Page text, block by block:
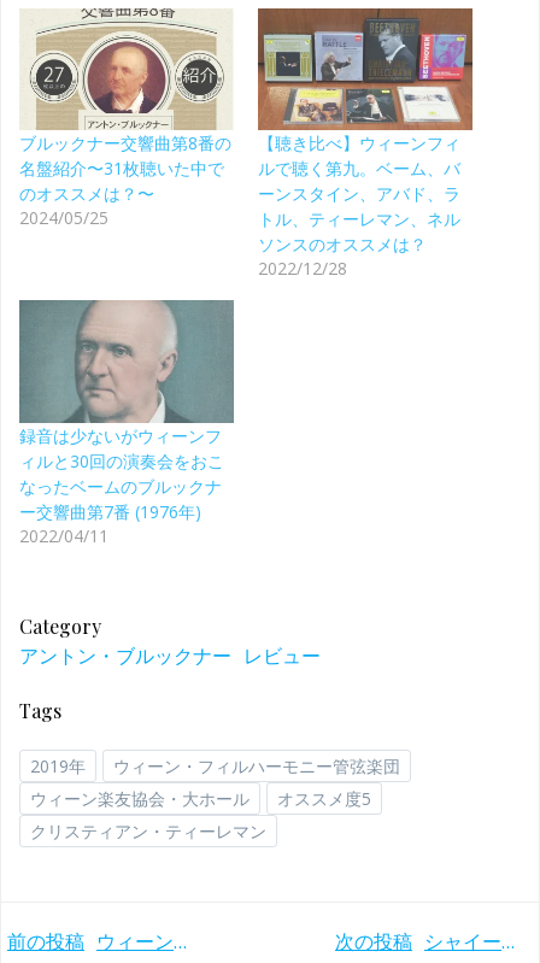
ブルックナー交響曲第8番の
名盤紹介〜31枚聴いた中で
のオススメは？〜
2024/05/25
【聴き比べ】ウィーンフィ
ルで聴く第九。ベーム、バ
ーンスタイン、アバド、ラ
トル、ティーレマン、ネル
ソンスのオススメは？
2022/12/28
録音は少ないがウィーンフ
ィルと30回の演奏会をおこ
なったベームのブルックナ
ー交響曲第7番 (1976年)
2022/04/11
Category
アントン・ブルックナー レビュー
Tags
2019年
ウィーン・フィルハーモニー管弦楽団
ウィーン楽友協会・大ホール
オススメ度5
クリスティアン・ティーレマン
Post
前の投稿 ウィーンフィルのニューイヤー・コンサート2024の指揮者はクリスティアン・ティーレマンに決定
Post次の投稿 シャイーが15年掛けて録音したまろやかなブルックナー交響曲全集 コンセルトヘボウ管＆ベルリン放送響(1984-99年)